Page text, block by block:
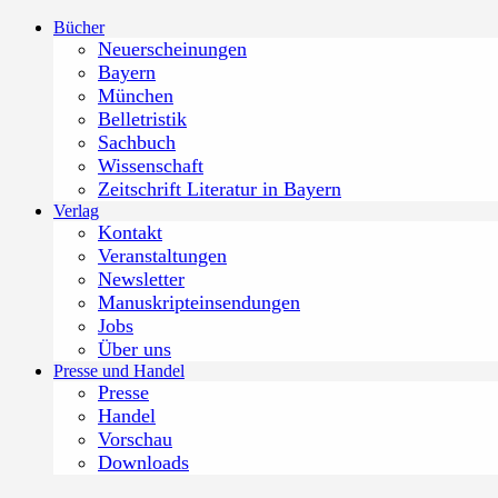
Zum
Bücher
Neuerscheinungen
Bayern
München
Belletristik
Sachbuch
Wissenschaft
Zeitschrift Literatur in Bayern
Verlag
Kontakt
Veranstaltungen
Newsletter
Manuskripteinsendungen
Jobs
Über uns
Presse und Handel
Presse
Handel
Vorschau
Downloads